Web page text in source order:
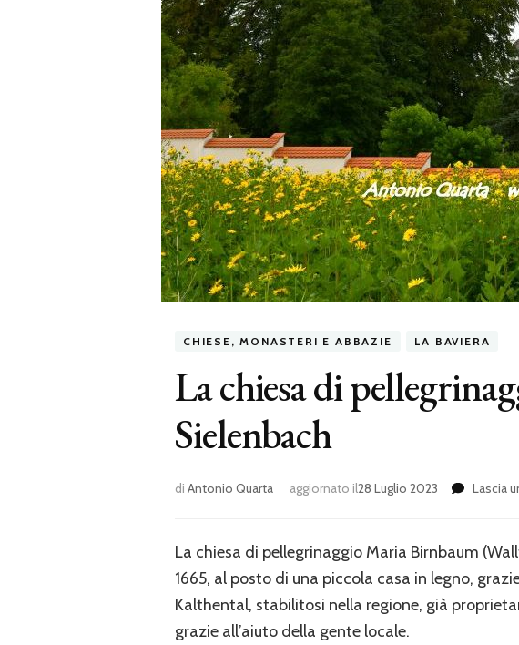
CHIESE, MONASTERI E ABBAZIE LA BAVIERA
La chiesa di
Sielenbach
di Antonio Quarta aggiornato il28 Luglio 2023 Lascia
La chiesa di pellegrinaggio Maria Birnbaum
1665, al posto di una piccola casa in legno,
Kalthental, stabilitosi nella regione, già
grazie all’aiuto della gente locale.